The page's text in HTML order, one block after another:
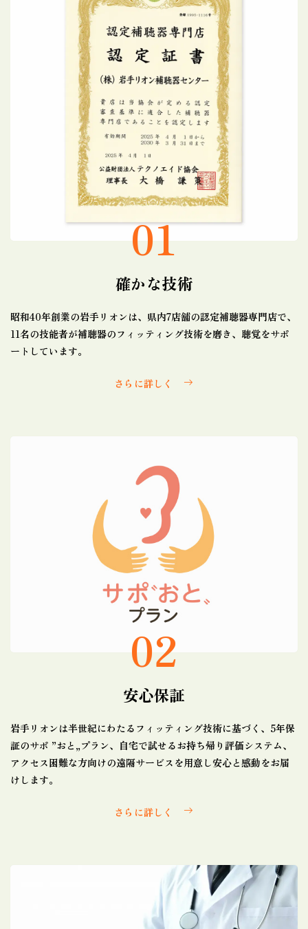
01
確かな技術
昭和40年創業の岩手リオンは、県内7店舗の認定補聴器専門店で、
11名の技能者が補聴器のフィッティング技術を磨き、聴覚をサポ
ートしています。
さらに詳しく
02
安心保証
岩手リオンは半世紀にわたるフィッティング技術に基づく、5年保
証のサポ ”おと„プラン、自宅で試せるお持ち帰り評価システム、
アクセス困難な方向けの遠隔サービスを用意し安心と感動をお届
けします。
さらに詳しく